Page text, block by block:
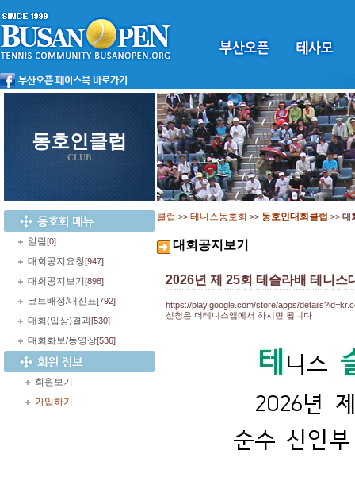
동호인클럽
CLUB
알림[0]
대회공지요청[947]
대회공지보기 [898]
코트배정/대진표[792]
대회(입상)결과[530]
대회화보/동영상[536]
회원보기
가입하기
클럽 >> 테니스동호회 >> 동호인대회클럽 >> 대
대회공지보기
2026년 제 25회 테슬라배 테니스
https://play.google.com/store/apps/
신청은 더테니스앱에서 하시면 됩니다